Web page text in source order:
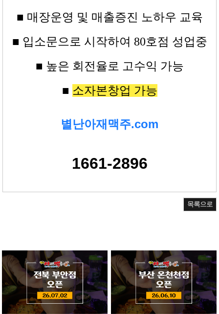
■ 매장운영 및 매출증진 노하우 교육
■ 입소문으로 시작하여 80호점 성업중
■ 높은 회전율로 고수익 가능
■ 소자본창업 가능
별난아재맥주.com
1661-2896
목록으로